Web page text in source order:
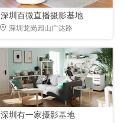
深圳百微直播摄影基地
深圳龙岗园山广达路
深圳有一家摄影基地